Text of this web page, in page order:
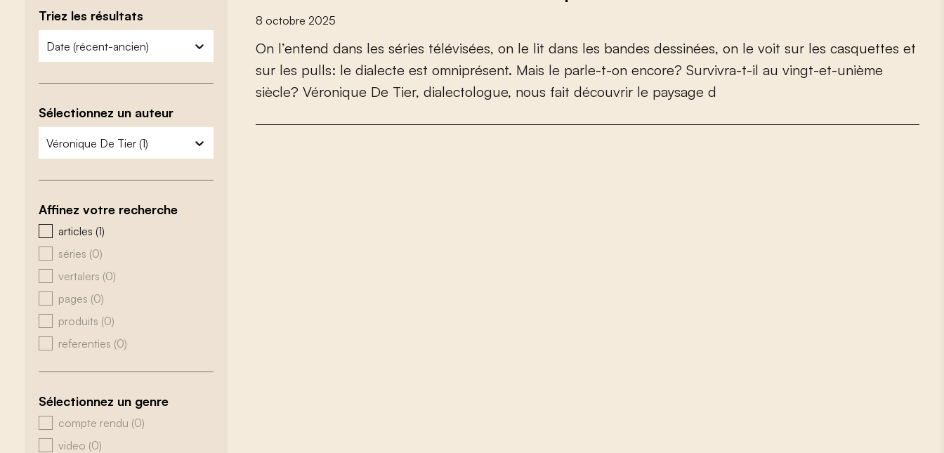
Triez les résultats
zoeken - sorteer
trier le contenu
Sélectionnez un auteur
zoeken - auteurs
sélectionnez le contenu
Affinez votre recherche
zoeken - type
articles (1)
séries (0)
vertalers (0)
pages (0)
produits (0)
referenties (0)
Sélectionnez un genre
zoeken - genre
compte rendu (0)
video (0)
8 octobre 2025
On l’entend dans les séries télévisées, on le lit dans les bandes dessinées, on le voit sur les casquettes et
sur les pulls: le dialecte est omniprésent. Mais le parle-t-on encore? Survivra-t-il au vingt-et-unième
siècle? Véronique De Tier, dialectologue, nous fait découvrir le paysage d